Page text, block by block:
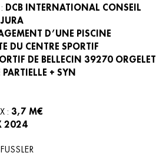
DCB INTERNATIONAL CONSEIL
D’UNE PISCINE
DU CENTRE SPORTIF
DE BELLECIN 39270 ORGELET
PARTIELLE + SYN
: 3,7 M€
2024